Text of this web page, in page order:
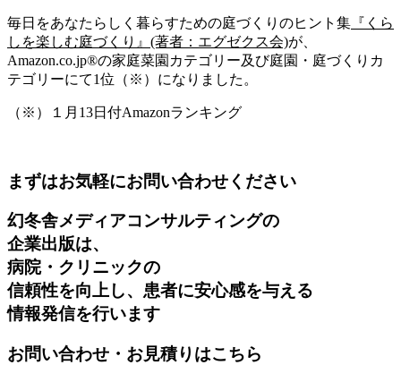
毎日をあなたらしく暮らすための庭づくりのヒント集 『くら
しを楽しむ庭づくり』(著者：エグゼクス会)が、
Amazon.co.jp®の家庭菜園カテゴリー及び庭園・庭づくりカ
テゴリーにて1位（※）になりました。
（※）１月13日付Amazonランキング
まずはお気軽にお問い合わせください
幻冬舎メディアコンサルティングの
企業出版は、
病院・クリニックの
信頼性を向上し、患者に安心感を与える
情報発信を行います
お問い合わせ・お見積りはこちら